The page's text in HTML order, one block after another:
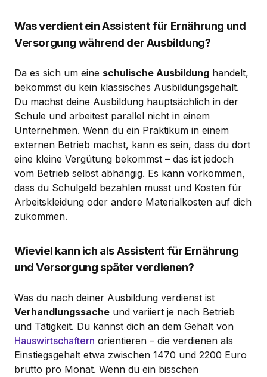
Was verdient ein Assistent für Ernährung und
Versorgung während der Ausbildung?
Da es sich um eine schulische Ausbildung handelt,
bekommst du kein klassisches Ausbildungsgehalt.
Du machst deine Ausbildung hauptsächlich in der
Schule und arbeitest parallel nicht in einem
Unternehmen. Wenn du ein Praktikum in einem
externen Betrieb machst, kann es sein, dass du dort
eine kleine Vergütung bekommst – das ist jedoch
vom Betrieb selbst abhängig. Es kann vorkommen,
dass du Schulgeld bezahlen musst und Kosten für
Arbeitskleidung oder andere Materialkosten auf dich
zukommen.
Wieviel kann ich als Assistent für Ernährung
und Versorgung später verdienen?
Was du nach deiner Ausbildung verdienst ist
Verhandlungssache und variiert je nach Betrieb
und Tätigkeit. Du kannst dich an dem Gehalt von
Hauswirtschaftern orientieren – die verdienen als
Einstiegsgehalt etwa zwischen 1470 und 2200 Euro
brutto pro Monat. Wenn du ein bisschen